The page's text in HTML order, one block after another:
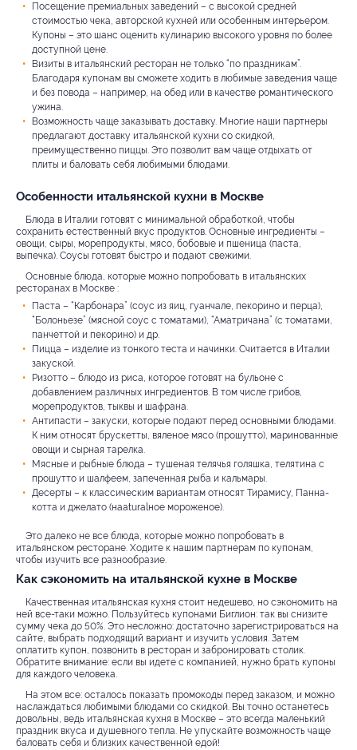
Посещение премиальных заведений – с высокой средней
стоимостью чека, авторской кухней или особенным интерьером.
Купоны – это шанс оценить кулинарию высокого уровня по более
доступной цене.
Визиты в итальянский ресторан не только “по праздникам”.
Благодаря купонам вы сможете ходить в любимые заведения чаще
и без повода – например, на обед или в качестве романтического
ужина.
Возможность чаще заказывать доставку. Многие наши партнеры
предлагают доставку итальянской кухни со скидкой,
преимущественно пиццы. Это позволит вам чаще отдыхать от
плиты и баловать себя любимыми блюдами.
Особенности итальянской кухни в Москве
Блюда в Италии готовят с минимальной обработкой, чтобы
сохранить естественный вкус продуктов. Основные ингредиенты –
овощи, сыры, морепродукты, мясо, бобовые и пшеница (паста,
выпечка). Соусы готовят быстро и подают свежими.
Основные блюда, которые можно попробовать в итальянских
ресторанах в Москве :
Паста – “Карбонара” (соус из яиц, гуанчале, пекорино и перца),
“Болоньезе” (мясной соус с томатами), “Аматричана” (с томатами,
панчеттой и пекорино) и др.
Пицца – изделие из тонкого теста и начинки. Считается в Италии
закуской.
Ризотто – блюдо из риса, которое готовят на бульоне с
добавлением различных ингредиентов. В том числе грибов,
морепродуктов, тыквы и шафрана.
Антипасти – закуски, которые подают перед основными блюдами.
К ним относят брускетты, вяленое мясо (прошутто), маринованные
овощи и сырная тарелка.
Мясные и рыбные блюда – тушеная телячья голяшка, телятина с
прошутто и шалфеем, запеченная рыба и кальмары.
Десерты – к классическим вариантам относят Тирамису, Панна-
котта и джелато (наaturalное мороженое).
Это далеко не все блюда, которые можно попробовать в
итальянском ресторане. Ходите к нашим партнерам по купонам,
чтобы изучить все разнообразие.
Как сэкономить на итальянской кухне в Москве
Качественная итальянская кухня стоит недешево, но сэкономить на
ней все-таки можно. Пользуйтесь купонами Биглион: так вы снизите
сумму чека до 50%. Это несложно: достаточно зарегистрироваться на
сайте, выбрать подходящий вариант и изучить условия. Затем
оплатить купон, позвонить в ресторан и забронировать столик.
Обратите внимание: если вы идете с компанией, нужно брать купоны
для каждого человека.
На этом все: осталось показать промокоды перед заказом, и можно
наслаждаться любимыми блюдами со скидкой. Вы точно останетесь
довольны, ведь итальянская кухня в Москве – это всегда маленький
праздник вкуса и душевного тепла. Не упускайте возможность чаще
баловать себя и близких качественной едой!